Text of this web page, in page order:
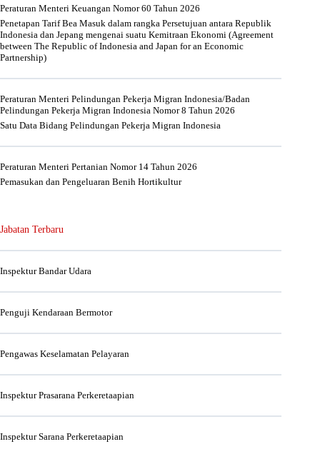
Peraturan Menteri Keuangan Nomor 60 Tahun 2026
Penetapan Tarif Bea Masuk dalam rangka Persetujuan antara Republik
Indonesia dan Jepang mengenai suatu Kemitraan Ekonomi (Agreement
between The Republic of Indonesia and Japan for an Economic
Partnership)
Peraturan Menteri Pelindungan Pekerja Migran Indonesia/Badan
Pelindungan Pekerja Migran Indonesia Nomor 8 Tahun 2026
Satu Data Bidang Pelindungan Pekerja Migran Indonesia
Peraturan Menteri Pertanian Nomor 14 Tahun 2026
Pemasukan dan Pengeluaran Benih Hortikultur
Jabatan Terbaru
Inspektur Bandar Udara
Penguji Kendaraan Bermotor
Pengawas Keselamatan Pelayaran
Inspektur Prasarana Perkeretaapian
Inspektur Sarana Perkeretaapian